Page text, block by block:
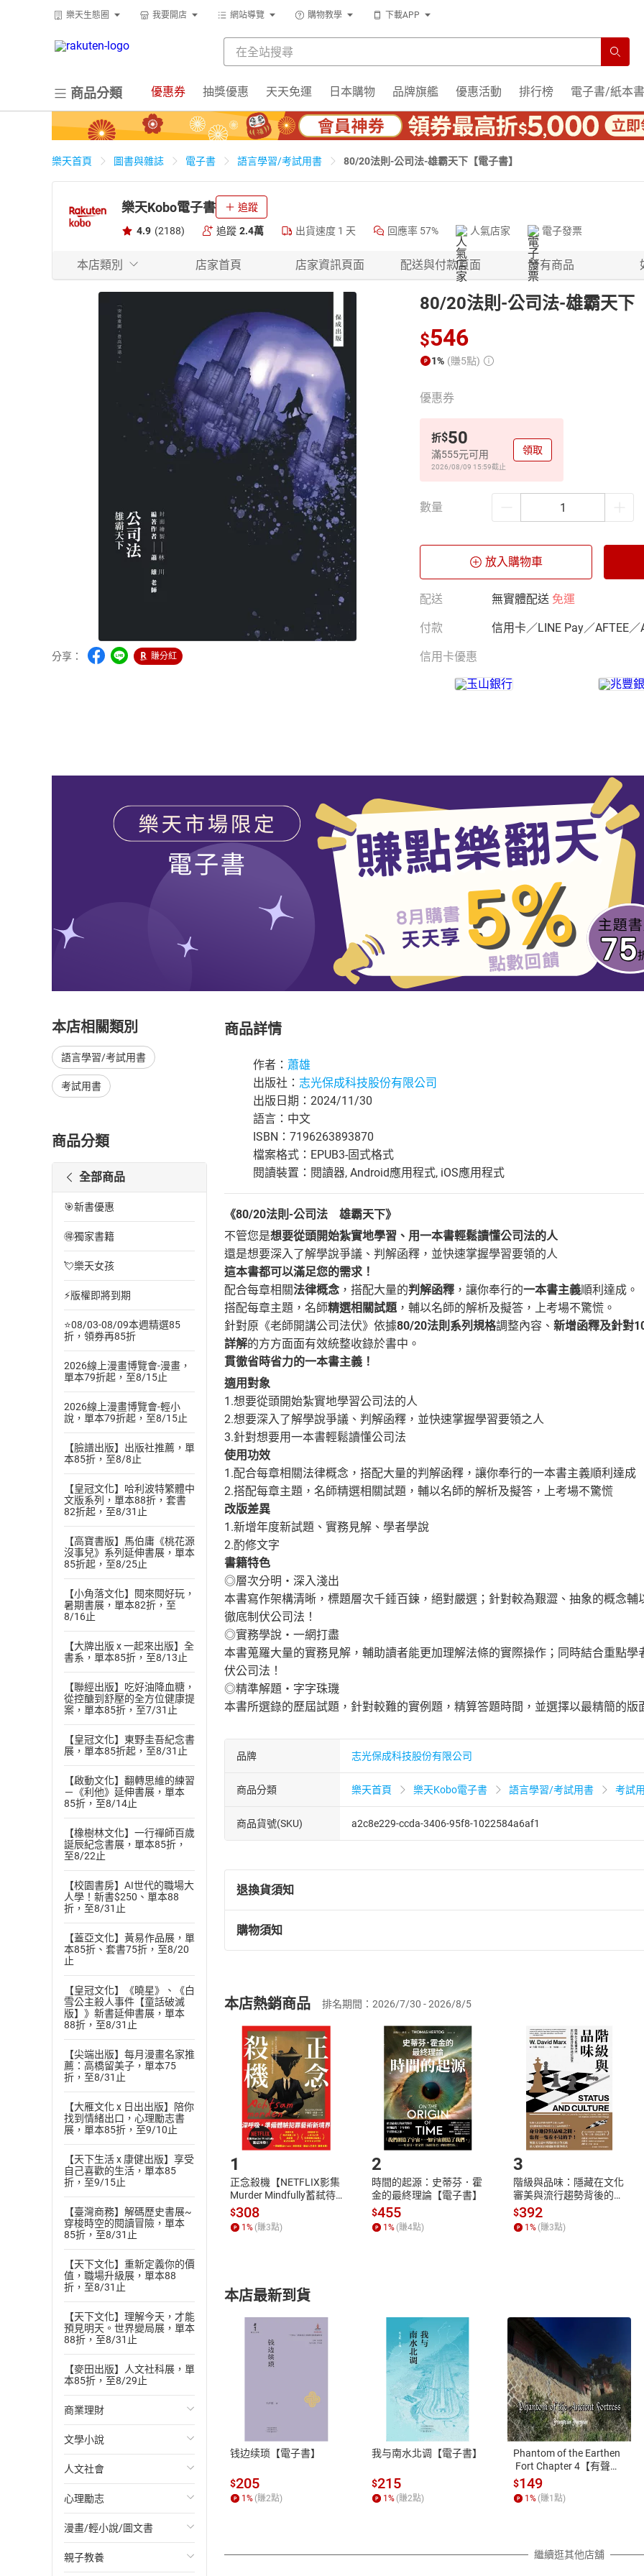
樂天生態圈 我要開店 網站導覽 購物教學 下載APP
商品分類 優惠券 抽獎優惠 天天免運 日本購物 品牌旗艦 優惠活動 排行榜 電子書/紙本書
樂天首頁 圖書與雜誌 電子書 語言學習/考試用書 80/20法則-公司法-雄霸天下【電子書】
樂天Kobo電子書 追蹤
4.9 (2188) 追蹤 2.4萬 出貨速度 1 天 回應率 57% 人氣店家 電子發票
本店類別 店家首頁 店家資訊頁面 配送與付款頁面 所有商品
分享： 賺分紅
80/20法則-公司法-雄霸天下
$546
1% (賺5點)
優惠券
折$50
滿555元可用
2026/08/09 15:59截止
領取
數量
放入購物車
配送 無實體配送 免運
付款 信用卡／LINE Pay／AFTEE／
信用卡優惠
本店相關類別
語言學習/考試用書
考試用書
商品分類
全部商品
🎯新書優惠
🉐獨家書籍
💘樂天女孩
⚡版權即將到期
⭐08/03-08/09本週精選85
折，領券再85折
2026線上漫畫博覽會-漫畫，
單本79折起，至8/15止
2026線上漫畫博覽會-輕小
說，單本79折起，至8/15止
【臉譜出版】出版社推薦，單
本85折，至8/8止
【皇冠文化】哈利波特繁體中
文版系列，單本88折，套書
82折起，至8/31止
【高寶書版】馬伯庸《桃花源
沒事兒》系列延伸書展，單本
85折起，至8/25止
【小角落文化】閱來閱好玩，
暑期書展，單本82折，至
8/16止
【大牌出版 x 一起來出版】全
書系，單本85折，至8/13止
【聯經出版】吃好油降血糖，
從控醣到舒壓的全方位健康提
案，單本85折，至7/31止
【皇冠文化】東野圭吾紀念書
展，單本85折起，至8/31止
【啟動文化】翻轉思維的練習
－《利他》延伸書展，單本
85折，至8/14止
【橡樹林文化】一行禪師百歲
誕辰紀念書展，單本85折，
至8/22止
【校園書房】AI世代的職場大
人學！新書$250、單本88
折，至8/31止
【蓋亞文化】黃易作品展，單
本85折、套書75折，至8/20
止
【皇冠文化】《曉星》、《白
雪公主殺人事件【童話破滅
版】》新書延伸書展，單本
88折，至8/31止
【尖端出版】每月漫畫名家推
薦：高橋留美子，單本75
折，至8/31止
【大雁文化 x 日出出版】陪你
找到情緒出口，心理勵志書
展，單本85折，至9/10止
【天下生活 x 康健出版】享受
自己喜歡的生活，單本85
折，至9/15止
【臺灣商務】解碼歷史書展~
穿梭時空的閱讀冒險，單本
85折，至8/31止
【天下文化】重新定義你的價
值，職場升級展，單本88
折，至8/31止
【天下文化】理解今天，才能
預見明天。世界變局展，單本
88折，至8/31止
【麥田出版】人文社科展，單
本85折，至8/29止
商業理財
投資理財
經濟/趨勢
財務/金融
管理/領導
職場工作術
文學小說
歐美文學
日本文學
韓國文學
華文文學
人文社會
國際關係
政治
社會科學
心理勵志
心靈成長/情緒
人際關係
漫畫/輕小說/圖文書
輕小說
親子教養
商品詳情
作者： 蕭雄
出版社： 志光保成科技股份有限公司
出版日期：2024/11/30
語言：中文
ISBN：7196263893870
檔案格式：EPUB3-固式格式
閱讀裝置：閱讀器, Android應用程式, iOS應用程式
《80/20法則-公司法 雄霸天下》
不管您是想要從頭開始紮實地學習、用一本書輕鬆讀懂公司法的人
還是想要深入了解學說爭議、判解函釋，並快速掌握學習要領的人
這本書都可以滿足您的需求！
配合每章相關法律概念 ，搭配大量的判解函釋 ，讓你奉行的一本書主義順利達成。
搭配每章主題，名師精選相關試題 ，輔以名師的解析及擬答，上考場不驚慌。
針對原《老師開講公司法伏》依據80/20法則系列規格調整內容、 新增函釋及針對
詳解的方方面面有效統整收錄於書中。
貫徹省時省力的一本書主義！
適用對象
1.想要從頭開始紮實地學習公司法的人
2.想要深入了解學說爭議、判解函釋，並快速掌握學習要領之人
3.針對想要用一本書輕鬆讀懂公司法
使用功效
1.配合每章相關法律概念，搭配大量的判解函釋，讓你奉行的一本書主義順利達成
2.搭配每章主題，名師精選相關試題，輔以名師的解析及擬答，上考場不驚慌
改版差異
1.新增年度新試題、實務見解、學者學說
2.酌修文字
書籍特色
◎層次分明‧深入淺出
本書寫作架構清晰，標題層次千錘百鍊，絕對嚴選；針對較為艱澀、抽象的概念
徹底制伏公司法！
◎實務學說‧一網打盡
本書蒐羅大量的實務見解，輔助讀者能更加理解法條的實際操作；同時結合重點
伏公司法！
◎精準解題‧字字珠璣
本書所選錄的歷屆試題，針對較難的實例題，精算答題時間，並選擇以最精簡的
品牌 志光保成科技股份有限公司
商品分類 樂天首頁 樂天Kobo電子書 語言學習/考試用書 考試
商品貨號(SKU) a2c8e229-ccda-3406-95f8-1022584a6af1
退換貨須知
退換貨規定：
(一)依消費者保護法第19條第1項後段暨通訊交易解除權合理例外情事適用
(二)消費者訂購本店鋪之商品即代表知悉本店鋪所銷售之商品為電子書，
且已下載/存取電子書，不得請求退貨退款。
退貨方式：您欲取消訂單或辦理退貨時，請登入樂天市場，並於「我的訂單
貨」，本店鋪將依您的申請進行審核，待審核通過後將為您辦理退款事宜。
請注意，樂天市場須以整筆訂單為單位進行取消/退貨，恕無法以單支商品取
購物須知
挑選商品
Choose
放入購物車
Shopping cart
登入帳號
Login
購書後，如何開始使用？
Step1.選擇閱讀載具 Step2.登入
付款方式
ATM轉帳、信用卡、LINE PAY、AFTEE
退換貨規範
本店是否提供消費者保護法七日猶
之權利，遽消費者保護法及通訊交
除權合理例外情事適用準則，依商
質各有不同規定。詳細退換貨說明
照各商品說明。
本店熱銷商品 排名期間：2026/7/30 - 2026/8/5
1
正念殺機【NETFLIX影集
Murder Mindfully蓄弒待
發】【電子書】
$308
1% (賺3點)
2
時間的起源：史蒂芬．霍
金的最終理論【電子書】
$455
1% (賺4點)
3
階級與品味：隱藏在文化
審美與流行趨勢背後的地
位渴望【電子書】
$392
1% (賺3點)
本店最新到貨
钱边续琐【電子書】
$205
1% (賺2點)
我与南水北调【電子書】
$215
1% (賺2點)
Phantom of the Earthen
Fort Chapter 4【有聲
書】
$149
1% (賺1點)
繼續逛其他店舖